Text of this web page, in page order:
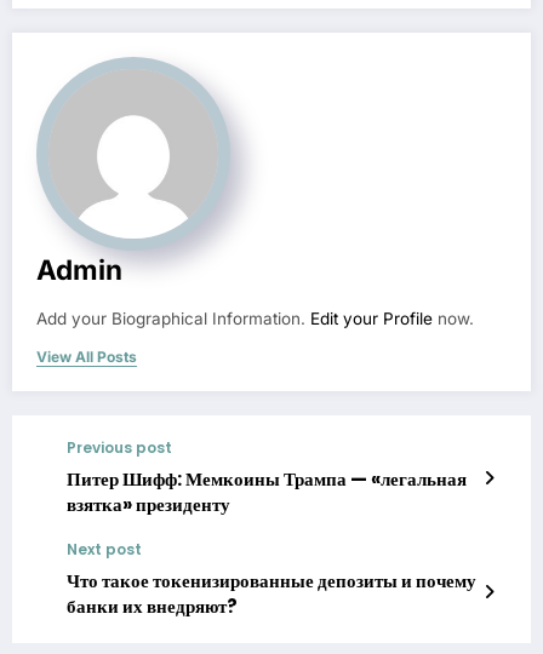
Admin
Add your Biographical Information. Edit your Profile now.
View All Posts
Previous post
Питер Шифф: Мемкоины Трампа — «легальная
взятка» президенту
Next post
Что такое токенизированные депозиты и почему
банки их внедряют?